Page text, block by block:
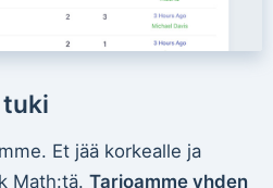
Et jää korkealle ja
Math:tä. Tarjoamme yhden